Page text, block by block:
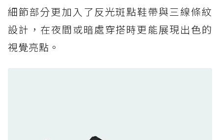
防水鞋推薦 7. Timberland Motion Access：
黃靴同級頂級防水，輕量化工裝健走鞋雨天必備
防水鞋推薦 7. Timberland Motion Access：
黃靴同級頂級防水，輕量化工裝健走鞋雨天必備
細節部分更加入了反光斑點鞋帶與三線條紋
設計，在夜間或暗處穿搭時更能展現出色的
視覺亮點。